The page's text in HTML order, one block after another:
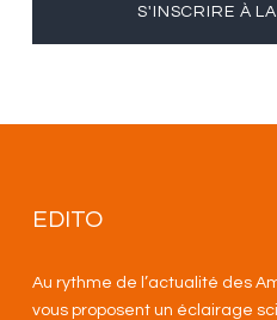
S'INSCRIRE À
EDITO
Au rythme de l’actualité des
vous proposent un éclairage